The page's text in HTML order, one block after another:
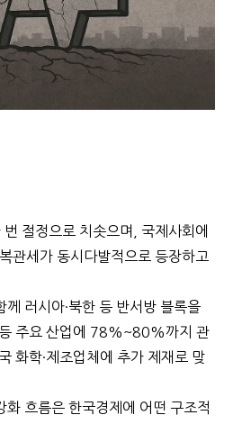
절정으로 치솟으며, 국제사회에
관세가 동시다발적으로 등장하고
께 러시아·북한 등 반서방 블록을
주요 산업에 78%~80%까지 관
화학·제조업체에 추가 제재로 맞
화 흐름은 한국경제에 어떤 구조적